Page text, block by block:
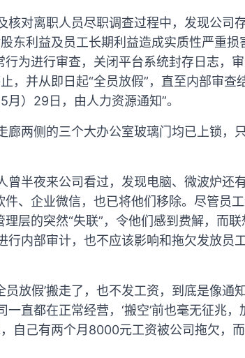
对离职人员尽职调查过程中，发现公司
东利益及员工长期利益造成实质性严重损
为进行审查，关闭平台系统封存日志，
，并从即日起“全员放假”，直至内部审查
）29日，由人力资源通知”。
两侧的三个大办公室玻璃门均已上锁，
半夜来公司看过，发现电脑、微波炉还
、企业微信，也已将他们移除。尽管员
层的突然“失联”，令他们感到费解，而联
内部审计，也不应该影响和拖欠发放员
放假’搬走了，也不发工资，到底是像通
直都在正常经营，‘搬空’前也毫无征兆，
自己有两个月8000元工资被公司拖欠，